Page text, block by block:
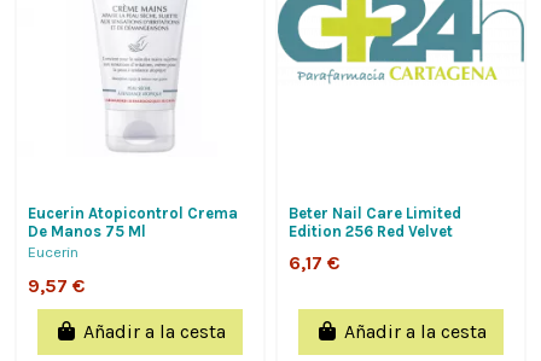
Eucerin Atopicontrol Crema
De Manos 75 Ml
Eucerin
9,57 €
Añadir a la cesta
Beter Nail Care Limited
Edition 256 Red Velvet
6,17 €
Añadir a la cesta